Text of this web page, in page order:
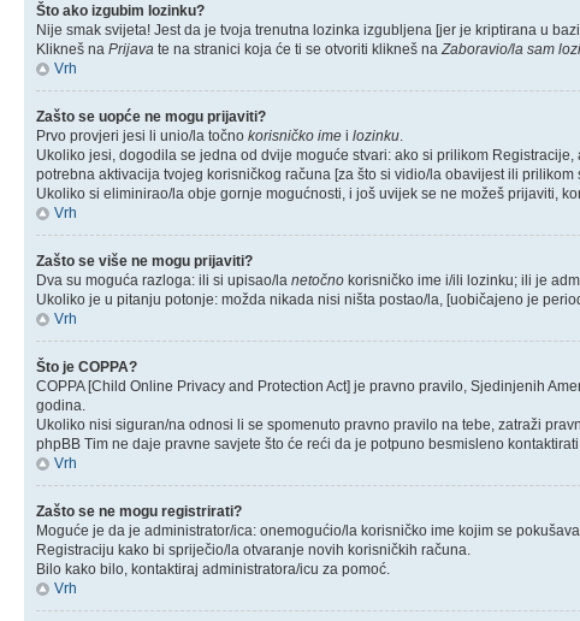
Što ako izgubim lozinku?
Nije smak svijeta! Jest da je tvoja trenutna lozinka izgubljena [jer je kriptirana u
Klikneš na Prijava te na stranici koja će ti se otvoriti klikneš na Zaboravio/la sam
Vrh
Zašto se uopće ne mogu prijaviti?
Prvo provjeri jesi li unio/la točno korisničko ime i lozinku
Ukoliko jesi, dogodila se jedna od dvije moguće stvari: ako si prilikom
potrebna aktivacija tvojeg korisničkog računa [za što si vidio/la obavijest ili prilikom
Ukoliko si eliminirao/la obje gornje mogućnosti, i još uvijek se ne možeš prijaviti,
Vrh
Zašto se više ne mogu prijaviti?
Dva su moguća razloga: ili si upisao/la netočno korisničko ime i/ili lozinku; ili je
Ukoliko je u pitanju potonje: možda nikada nisi ništa postao/la, [uobičajeno je
Vrh
Što je COPPA?
COPPA [Child Online Privacy and Protection Act] je pravno pravilo, Sjedinjenih
godina.
Ukoliko nisi siguran/na odnosi li se spomenuto pravno pravilo na tebe, zatraži
phpBB Tim ne daje pravne savjete što će reći da je potpuno besmisleno
Vrh
Zašto se ne mogu registrirati?
Moguće je da je administrator/ica: onemogućio/la korisničko ime kojim se
Registraciju kako bi spriječio/la otvaranje novih korisničkih računa.
Bilo kako bilo, kontaktiraj administratora/icu za pomoć.
Vrh